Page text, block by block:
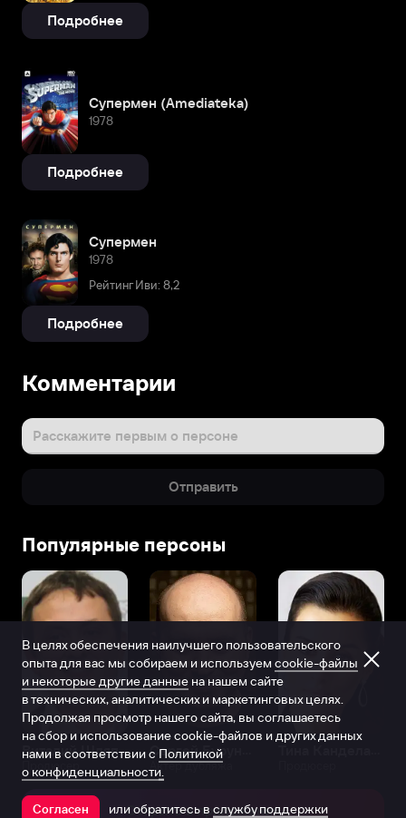
Подробнее
Супермен (Amediateka)
1978
Подробнее
Супермен
1978
Рейтинг Иви: 8,2
Подробнее
Комментарии
Расскажите первым о персоне
Отправить
Популярные персоны
Виталий Шляппо
Продюсер Актёр дубляжа
Открыть в приложении
В целях обеспечения наилучшего пользовательского
опыта для вас мы собираем и используем cookie-файлы
и некоторые другие данные на нашем сайте
в технических, аналитических и маркетинговых целях.
Продолжая просмотр нашего сайта, вы соглашаетесь
на сбор и использование cookie-файлов и других данных
нами в соответствии с Политикой
о конфиденциальности.
Согласен или обратитесь в службу поддержки